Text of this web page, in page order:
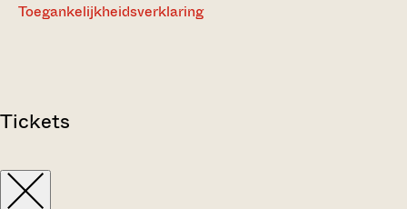
Toegankelijkheidsverklaring
Tickets